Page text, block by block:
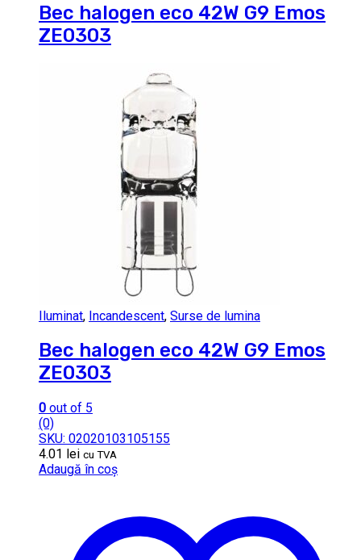
Bec halogen eco 42W G9 Emos
ZE0303
Iluminat, Incandescent, Surse de lumina
Bec halogen eco 42W G9 Emos
ZE0303
0 out of 5
(0)
SKU: 02020103105155
4.01 lei cu TVA
Adaugă în coș